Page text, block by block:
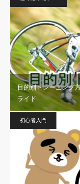
目的別トレーニング
ライド
初心者入門